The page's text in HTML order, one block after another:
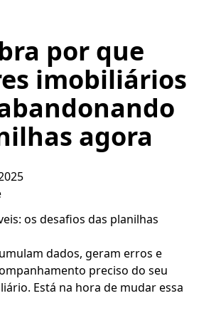
por que
imobiliários
agora
os desafios das planilhas
dados, geram erros e
preciso do seu
Está na hora de mudar essa